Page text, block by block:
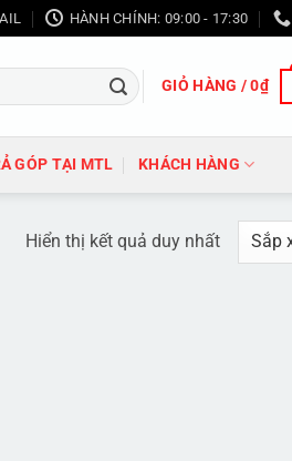
HÀNH CHÍNH: 09:00 - 17:30
GIỎ HÀNG /0₫
GÓP TẠI MTL KHÁCH HÀNG
Hiển thị kết quả duy nhất